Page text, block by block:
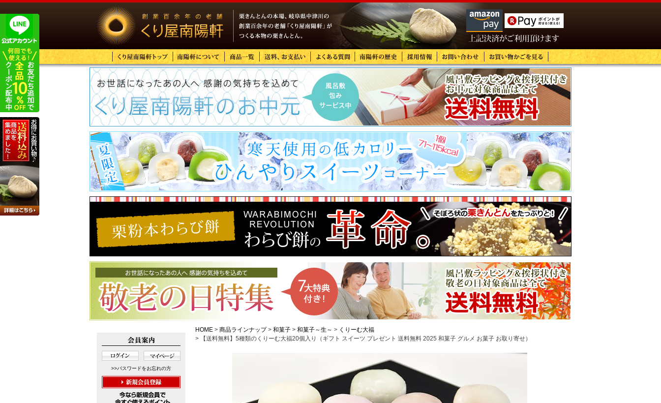
>>パスワードをお忘れの方
HOME 商品ラインナップ 和菓子 和菓子～生～
くりーむ大福
【送料無料】5種類のくりーむ大福20個入り（ギフト スイーツ プレゼント 送料無料 2025 和菓子 グルメ お菓子 お取り寄せ）